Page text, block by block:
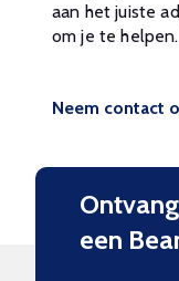
aan het juiste
om je te
Neem contact
een